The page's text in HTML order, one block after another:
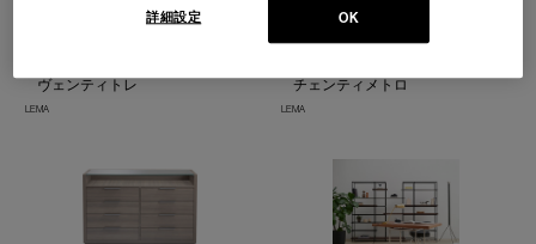
ヴェンティトレ
LEMA
チェンティメトロ
LEMA
OK
詳細設定